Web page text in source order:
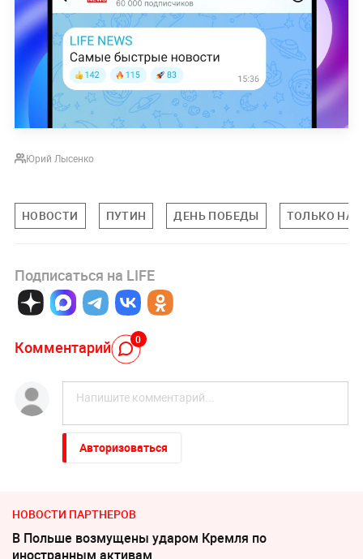
Юрий Лысенко
НОВОСТИ ПУТИН ДЕНЬ ПОБЕДЫ ТОЛЬКО НА
Подписаться на LIFE
Комментарий 0
Авторизоваться
НОВОСТИ ПАРТНЕРОВ
В Польше возмущены ударом Кремля по
иностранным активам